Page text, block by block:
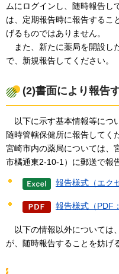
ムにログインし、随時報告し
は、定期報告時に報告するこ
げるものではありません。
また、新たに薬局を開設し
で、新規報告してください。
(2)書面により報告
以下に示す基本情報等につ
随時管轄保健所に報告してく
宮崎市内の薬局については、
市橘通東2-10-1）に郵送で報
報告様式（エク
報告様式（PDF
以下の情報以外については
が、随時報告することを妨げ